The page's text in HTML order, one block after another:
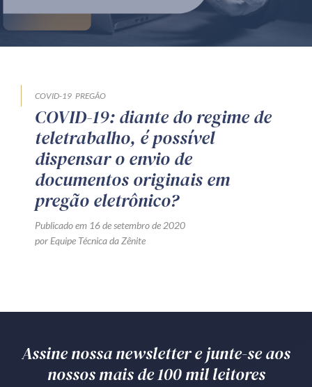
Produtos e serviços
Orientação por Escrito
Mentoria Zênite
Capacitação
Zênite Online
Eventos presenciais
Zênite in Company
COVID-19 PREGÃO
COVID-19: diante do regime de
teletrabalho, é possível
dispensar o envio de
documentos originais em
pregão eletrônico?
Publicado em 16 de setembro de 2020
por Equipe Técnica da Zênite
Assine nossa newsletter e junte-se aos
nossos mais de 100 mil leitores